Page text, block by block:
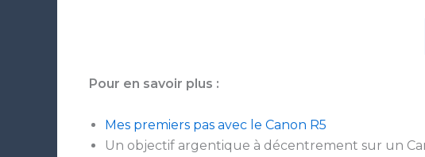
Pour en savoir plus :
Mes premiers pas avec le Canon R5
Un objectif argentique à décentrement sur un